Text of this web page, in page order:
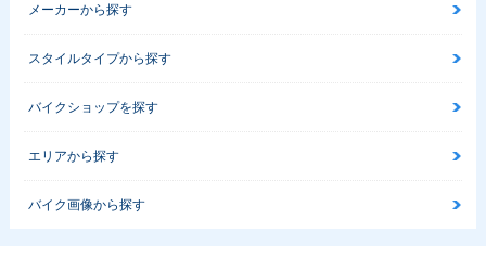
メーカーから探す
スタイルタイプから探す
バイクショップを探す
エリアから探す
バイク画像から探す